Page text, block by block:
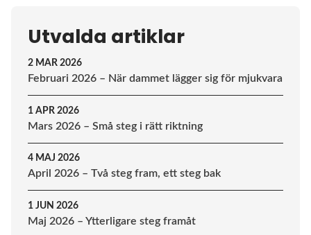
Utvalda artiklar
2 MAR 2026
Februari 2026 – När dammet lägger sig för mjukvara
1 APR 2026
Mars 2026 – Små steg i rätt riktning
4 MAJ 2026
April 2026 – Två steg fram, ett steg bak
1 JUN 2026
Maj 2026 – Ytterligare steg framåt